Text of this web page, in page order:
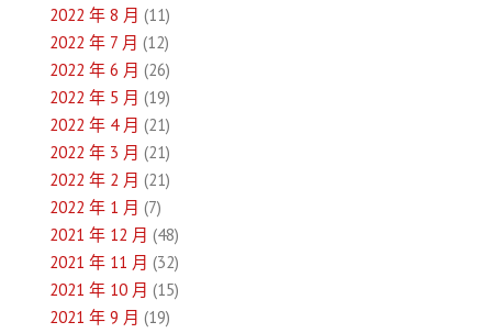
2022 年 8 月 (11)
2022 年 7 月 (12)
2022 年 6 月 (26)
2022 年 5 月 (19)
2022 年 4 月 (21)
2022 年 3 月 (21)
2022 年 2 月 (21)
2022 年 1 月 (7)
2021 年 12 月 (48)
2021 年 11 月 (32)
2021 年 10 月 (15)
2021 年 9 月 (19)